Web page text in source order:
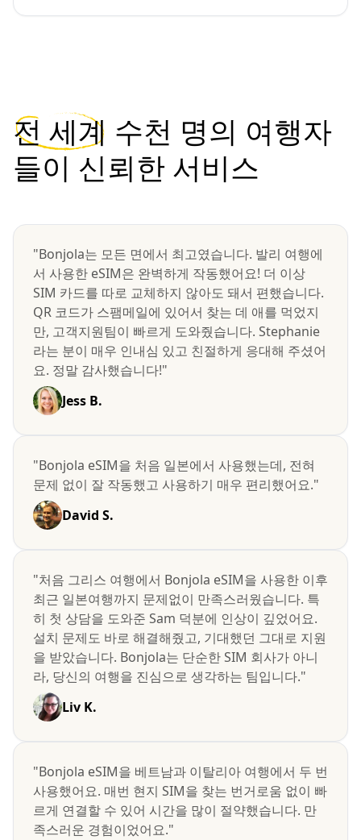
전 세계 수천 명의 여행자
들이 신뢰한 서비스
"Bonjola는 모든 면에서 최고였습니다. 발리 여행에
서 사용한 eSIM은 완벽하게 작동했어요! 더 이상
SIM 카드를 따로 교체하지 않아도 돼서 편했습니다.
QR 코드가 스팸메일에 있어서 찾는 데 애를 먹었지
만, 고객지원팀이 빠르게 도와줬습니다. Stephanie
라는 분이 매우 인내심 있고 친절하게 응대해 주셨어
요. 정말 감사했습니다!"
Jess B.
"Bonjola eSIM을 처음 일본에서 사용했는데, 전혀
문제 없이 잘 작동했고 사용하기 매우 편리했어요."
David S.
"처음 그리스 여행에서 Bonjola eSIM을 사용한 이후
최근 일본여행까지 문제없이 만족스러웠습니다. 특
히 첫 상담을 도와준 Sam 덕분에 인상이 깊었어요.
설치 문제도 바로 해결해줬고, 기대했던 그대로 지원
을 받았습니다. Bonjola는 단순한 SIM 회사가 아니
라, 당신의 여행을 진심으로 생각하는 팀입니다."
Liv K.
"Bonjola eSIM을 베트남과 이탈리아 여행에서 두 번
사용했어요. 매번 현지 SIM을 찾는 번거로움 없이 빠
르게 연결할 수 있어 시간을 많이 절약했습니다. 만
족스러운 경험이었어요."